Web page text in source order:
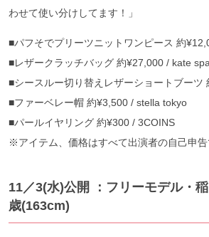
わせて使い分けしてます！」
■パフそでプリーツニットワンピース 約
■レザークラッチバッグ 約¥27,000 / kate
■シースルー切り替えレザーショートブーツ
■ファーベレー帽 約¥3,500 / stella tokyo
■パールイヤリング 約¥300 / 3COINS
※アイテム、価格はすべて出演者の自己申告
11／3(水)公開 ：フリーモデル・
歳(163cm)